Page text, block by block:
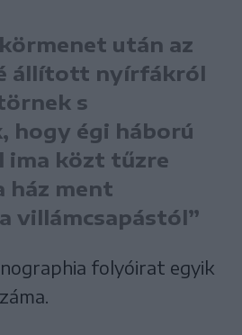
után az
állított nyírfákról
s
hogy égi háború
ima közt tűzre
ház ment
villámcsapástól”
folyóirat egyik